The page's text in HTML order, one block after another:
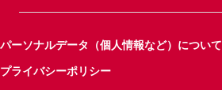
パーソナルデータ（個人情報など）について
プライバシーポリシー